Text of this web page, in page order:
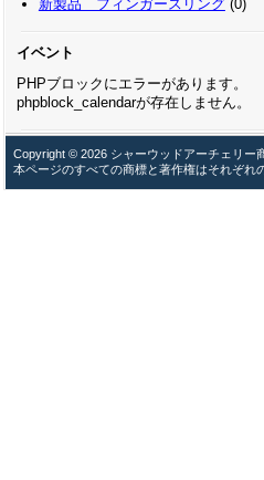
新製品 フィンガースリング (0)
イベント
PHPブロックにエラーがあります。
phpblock_calendarが存在しません。
Copyright © 2026 シャーウッドアーチェリー
本ページのすべての商標と著作権はそれぞれ